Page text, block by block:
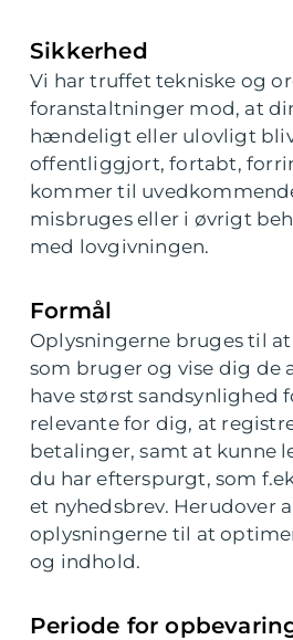
Sikkerhed
Vi har truffet tekniske og
foranstaltninger mod, at
hændeligt eller ulovligt
offentliggjort, fortabt,
kommer til
misbruges eller i øvrigt
med lovgivningen.
Formål
Oplysningerne bruges til
som bruger og vise dig de
have størst sandsynlighed
relevante for dig, at
betalinger, samt at kunne
du har efterspurgt, som
et nyhedsbrev. Herudover
oplysningerne til at
og indhold.
Periode for